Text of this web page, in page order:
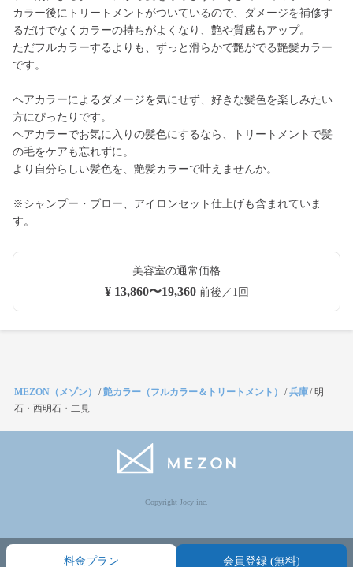
カラー後にトリートメントがついているので、ダメージを補修す
るだけでなくカラーの持ちがよくなり、艶や質感もアップ。
ただフルカラーするよりも、ずっと滑らかで艶がでる艶髪カラー
です。
ヘアカラーによるダメージを気にせず、好きな髪色を楽しみたい
方にぴったりです。
ヘアカラーでお気に入りの髪色にするなら、トリートメントで髪
の毛をケアも忘れずに。
より自分らしい髪色を、艶髪カラーで叶えませんか。
※シャンプー・ブロー、アイロンセット仕上げも含まれていま
す。
美容室の通常価格
¥ 13,860〜19,360前後／1回
料金プラン 会員登録 (無料)
MEZON（メゾン） /艶カラー（フルカラー＆トリートメント） /兵庫/明
石・西明石・二見
Copyright Jocy inc.